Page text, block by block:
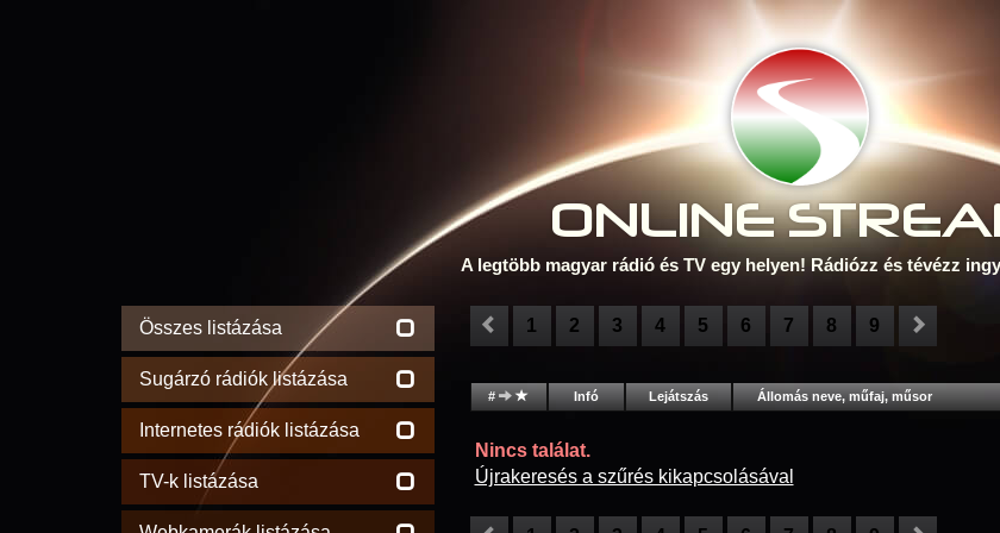
ONLINE S
A legtöbb magyar rádió és TV egy helyen! Rádiózz és tévézz
Összes listázása
Sugárzó rádiók listázása
Internetes rádiók listázása
TV-k listázása
1 2 3 4 5 6 7 8 9
# Infó Lejátszás Állomás neve, műfaj, műsor
Nincs találat.
Újrakeresés a szűrés kikapcsolásával